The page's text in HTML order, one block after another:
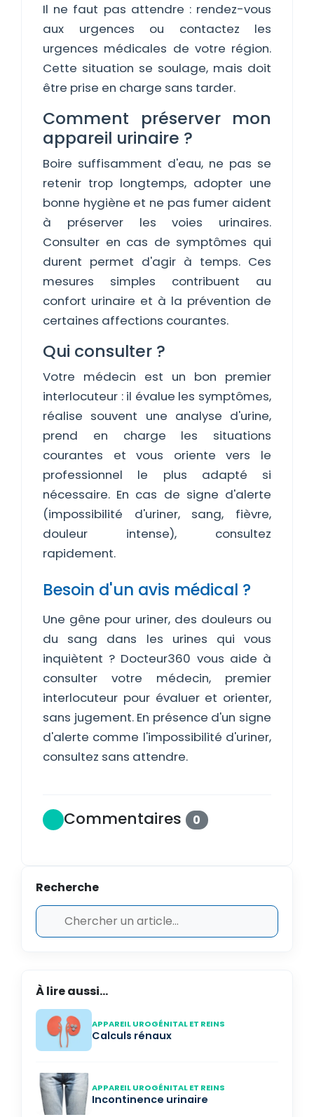
Il ne faut pas attendre : rendez-vous
aux urgences ou contactez les
urgences médicales de votre région.
Cette situation se soulage, mais doit
être prise en charge sans tarder.
Comment préserver mon
appareil urinaire ?
Boire suffisamment d'eau, ne pas se
retenir trop longtemps, adopter une
bonne hygiène et ne pas fumer aident
à préserver les voies urinaires.
Consulter en cas de symptômes qui
durent permet d'agir à temps. Ces
mesures simples contribuent au
confort urinaire et à la prévention de
certaines affections courantes.
Qui consulter ?
Votre médecin est un bon premier
interlocuteur : il évalue les symptômes,
réalise souvent une analyse d'urine,
prend en charge les situations
courantes et vous oriente vers le
professionnel le plus adapté si
nécessaire. En cas de signe d'alerte
(impossibilité d'uriner, sang, fièvre,
douleur intense), consultez
rapidement.
Besoin d'un avis médical ?
Une gêne pour uriner, des douleurs ou
du sang dans les urines qui vous
inquiètent ? Docteur360 vous aide à
consulter votre médecin, premier
interlocuteur pour évaluer et orienter,
sans jugement. En présence d'un signe
d'alerte comme l'impossibilité d'uriner,
consultez sans attendre.
Commentaires 0
Recherche
À lire aussi...
APPAREIL UROGÉNITAL ET REINS
Calculs rénaux
APPAREIL UROGÉNITAL ET REINS
Incontinence urinaire